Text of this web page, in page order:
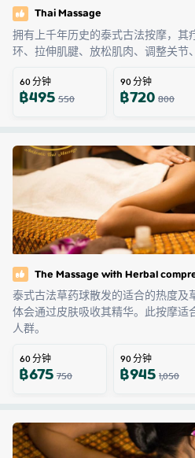
Thai Massage
拥有上千年历史的泰式古法按摩，
环、拉伸肌腱、放松肌肉、调整关节
60分钟
฿495550
90分钟
฿720800
The Massage with Herbal
泰式古法草药球散发的适合的热度
体会通过皮肤吸收其精华。此按摩
人群。
60分钟
฿675750
90分钟
฿9451,050